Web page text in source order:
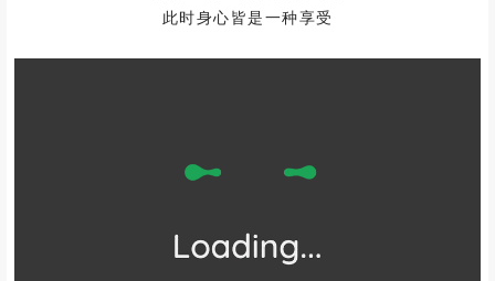
此时身心皆是一种享受